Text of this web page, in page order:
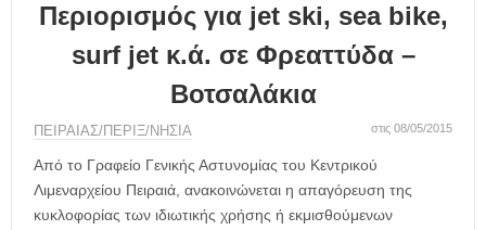
Περιορισμός για jet ski, sea bike,
surf jet κ.ά. σε Φρεαττύδα –
Βοτσαλάκια
ΠΕΙΡΑΙΑΣ/ΠΕΡΙΞ/ΝΗΣΙΑ στις 08/05/2015
Από το Γραφείο Γενικής Αστυνομίας του Κεντρικού
Λιμεναρχείου Πειραιά, ανακοινώνεται η απαγόρευση της
κυκλοφορίας των ιδιωτικής χρήσης ή εκμισθούμενων